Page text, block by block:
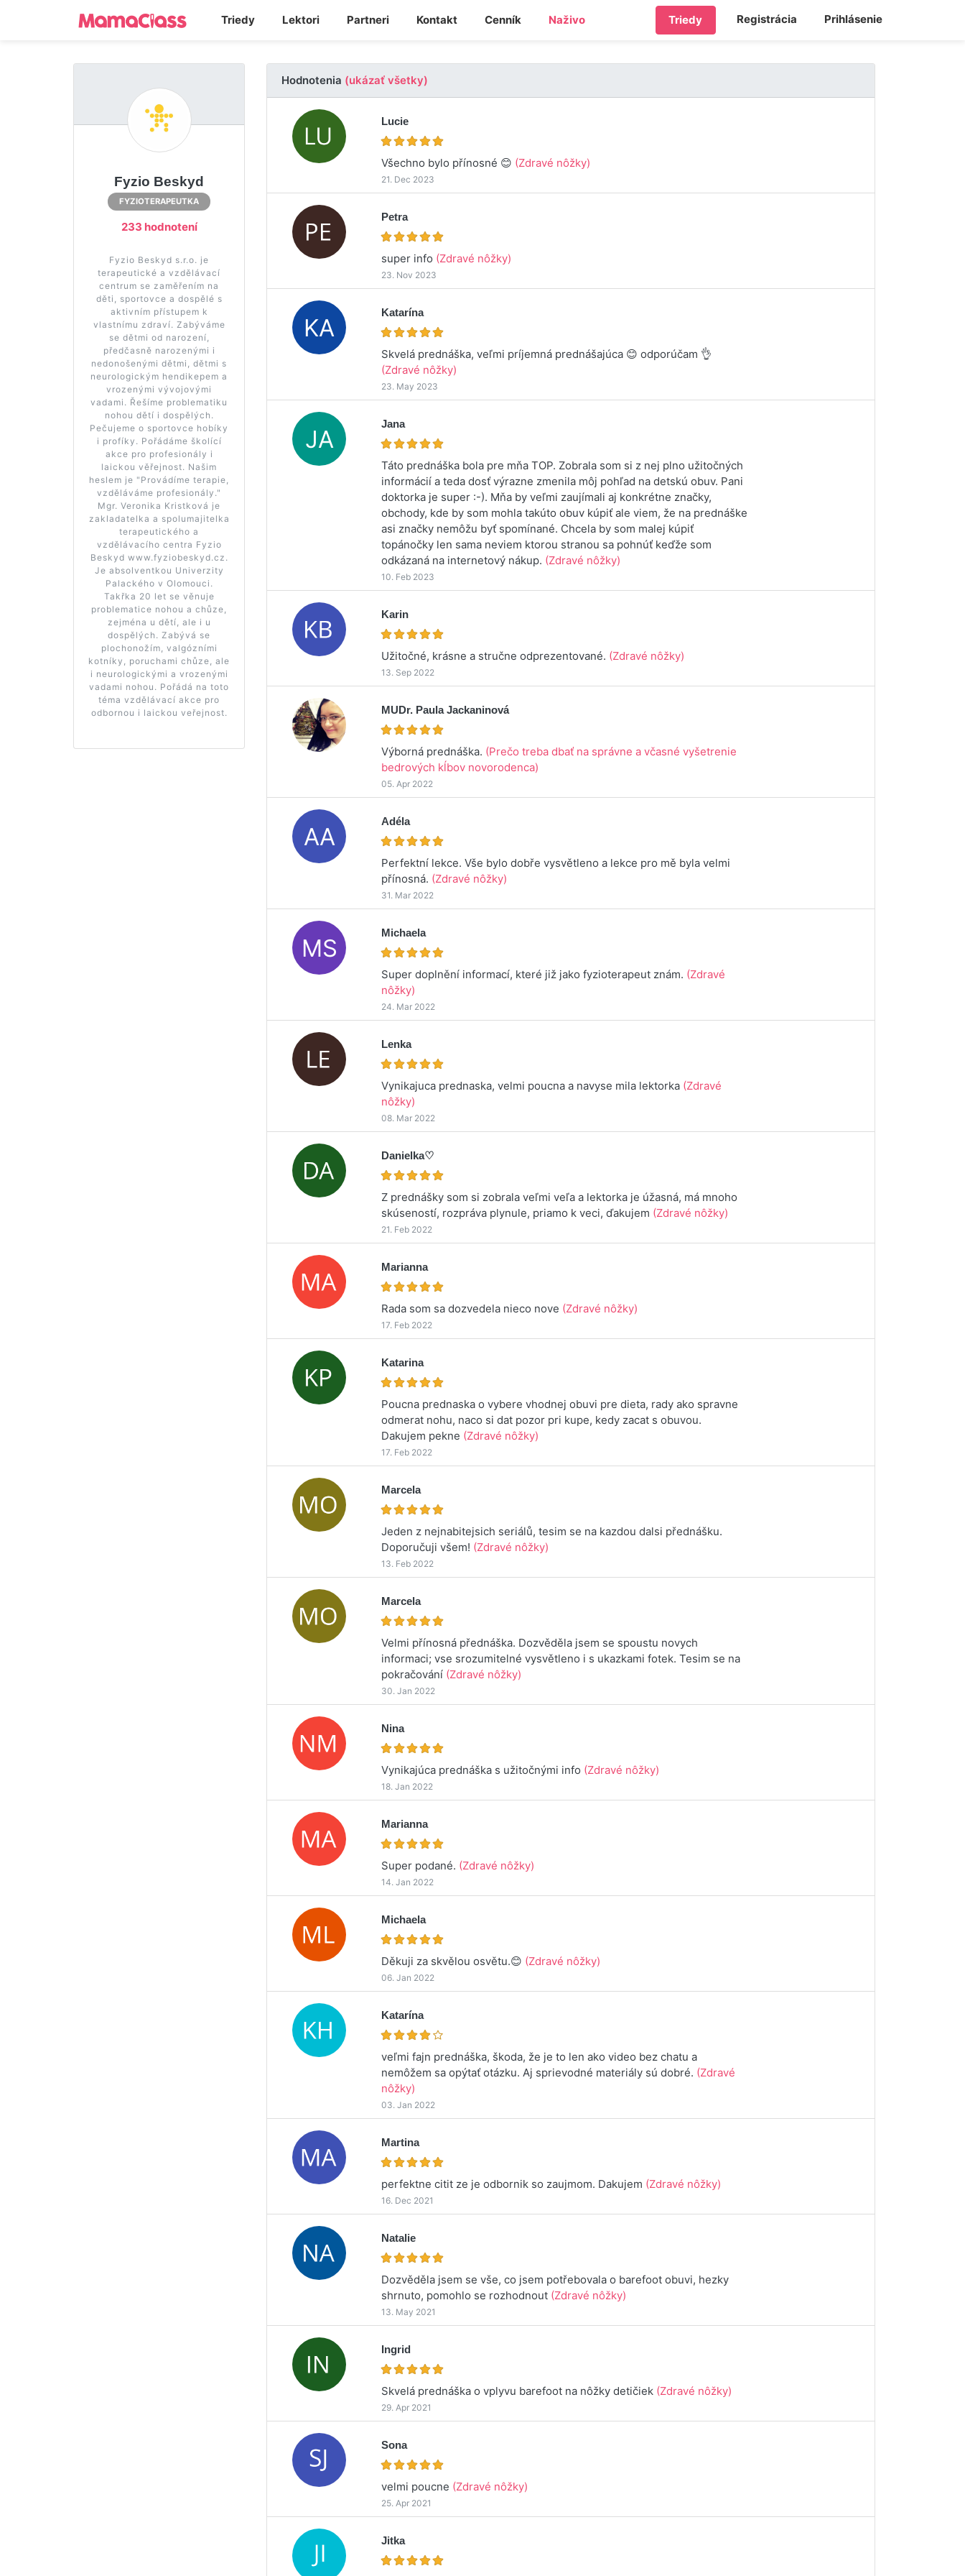
Triedy Lektori Partneri Kontakt Cenník Naživo Triedy Registrácia Prihlásenie
Fyzio Beskyd
FYZIOTERAPEUTKA
233 hodnotení
Fyzio Beskyd s.r.o. je
terapeutické a vzdělávací
centrum se zaměřením na
děti, sportovce a dospělé s
aktivním přístupem k
vlastnímu zdraví. Zabýváme
se dětmi od narození,
předčasně narozenými i
nedonošenými dětmi, dětmi s
neurologickým hendikepem a
vrozenými vývojovými
vadami. Řešíme problematiku
nohou dětí i dospělých.
Pečujeme o sportovce hobíky
i profíky. Pořádáme školící
akce pro profesionály i
laickou věřejnost. Našim
heslem je "Provádíme terapie,
vzděláváme profesionály."
Mgr. Veronika Kristková je
zakladatelka a spolumajitelka
terapeutického a
vzdělávacího centra Fyzio
Beskyd www.fyziobeskyd.cz.
Je absolventkou Univerzity
Palackého v Olomouci.
Takřka 20 let se věnuje
problematice nohou a chůze,
zejména u dětí, ale i u
dospělých. Zabývá se
plochonožím, valgózními
kotníky, poruchami chůze, ale
i neurologickými a vrozenými
vadami nohou. Pořádá na toto
téma vzdělávací akce pro
odbornou i laickou veřejnost.
Hodnotenia (ukázať všetky)
Lucie
Všechno bylo přínosné 😊 (Zdravé nôžky)
21. Dec 2023
Petra
super info (Zdravé nôžky)
23. Nov 2023
Katarína
Skvelá prednáška, veľmi príjemná prednášajúca 😊 odporúčam 👌
(Zdravé nôžky)
23. May 2023
Jana
Táto prednáška bola pre mňa TOP. Zobrala som si z nej plno užitočných
informácií a teda dosť výrazne zmenila môj pohľad na detskú obuv. Pani
doktorka je super :-). Mňa by veľmi zaujímali aj konkrétne značky,
obchody, kde by som mohla takúto obuv kúpiť ale viem, že na prednáške
asi značky nemôžu byť spomínané. Chcela by som malej kúpiť
topánočky len sama neviem ktorou stranou sa pohnúť keďže som
odkázaná na internetový nákup. (Zdravé nôžky)
10. Feb 2023
Karin
Užitočné, krásne a stručne odprezentované. (Zdravé nôžky)
13. Sep 2022
MUDr. Paula Jackaninová
Výborná prednáška. (Prečo treba dbať na správne a včasné vyšetrenie
bedrových kĺbov novorodenca)
05. Apr 2022
Adéla
Perfektní lekce. Vše bylo dobře vysvětleno a lekce pro mě byla velmi
přínosná. (Zdravé nôžky)
31. Mar 2022
Michaela
Super doplnění informací, které již jako fyzioterapeut znám. (Zdravé
nôžky)
24. Mar 2022
Lenka
Vynikajuca prednaska, velmi poucna a navyse mila lektorka (Zdravé
nôžky)
08. Mar 2022
Danielka♡
Z prednášky som si zobrala veľmi veľa a lektorka je úžasná, má mnoho
skúseností, rozpráva plynule, priamo k veci, ďakujem (Zdravé nôžky)
21. Feb 2022
Marianna
Rada som sa dozvedela nieco nove (Zdravé nôžky)
17. Feb 2022
Katarina
Poucna prednaska o vybere vhodnej obuvi pre dieta, rady ako spravne
odmerat nohu, naco si dat pozor pri kupe, kedy zacat s obuvou.
Dakujem pekne (Zdravé nôžky)
17. Feb 2022
Marcela
Jeden z nejnabitejsich seriálů, tesim se na kazdou dalsi přednášku.
Doporučuji všem! (Zdravé nôžky)
13. Feb 2022
Marcela
Velmi přínosná přednáška. Dozvěděla jsem se spoustu novych
informaci; vse srozumitelné vysvětleno i s ukazkami fotek. Tesim se na
pokračování (Zdravé nôžky)
30. Jan 2022
Nina
Vynikajúca prednáška s užitočnými info (Zdravé nôžky)
18. Jan 2022
Marianna
Super podané. (Zdravé nôžky)
14. Jan 2022
Michaela
Děkuji za skvělou osvětu.😊 (Zdravé nôžky)
06. Jan 2022
Katarína
veľmi fajn prednáška, škoda, že je to len ako video bez chatu a
nemôžem sa opýtať otázku. Aj sprievodné materiály sú dobré. (Zdravé
nôžky)
03. Jan 2022
Martina
perfektne citit ze je odbornik so zaujmom. Dakujem (Zdravé nôžky)
16. Dec 2021
Natalie
Dozvěděla jsem se vše, co jsem potřebovala o barefoot obuvi, hezky
shrnuto, pomohlo se rozhodnout (Zdravé nôžky)
13. May 2021
Ingrid
Skvelá prednáška o vplyvu barefoot na nôžky detičiek (Zdravé nôžky)
29. Apr 2021
Sona
velmi poucne (Zdravé nôžky)
25. Apr 2021
Jitka